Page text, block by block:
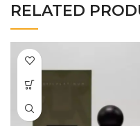
RELATED